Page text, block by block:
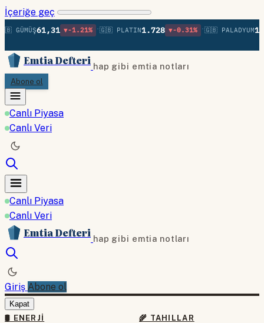
İçeriğe geç
61,31 ▼-1.21% •🇬🇧 PLATIN1.728 ▼-0.31% •🇬🇧 PALADYUM
Emtia Defteri hap gibi emtia notları
Abone ol
Canlı Piyasa
Canlı Veri
Canlı Piyasa
Canlı Veri
Emtia Defteri hap gibi emtia notları
Giriş Abone ol
Kapat
🛢 ENERJI
🌾 TAHILLAR